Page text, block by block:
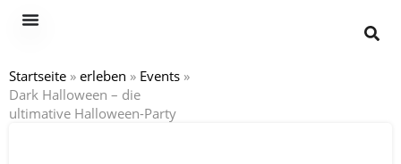
Startseite » erleben » Events »
Dark Halloween – die
ultimative Halloween-Party